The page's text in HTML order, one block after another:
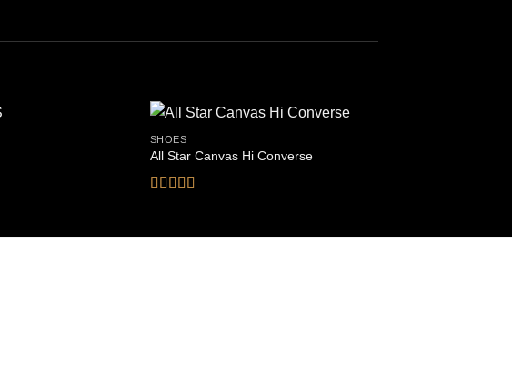
SHOES
All Star Canvas Hi Converse
von 5
von 5